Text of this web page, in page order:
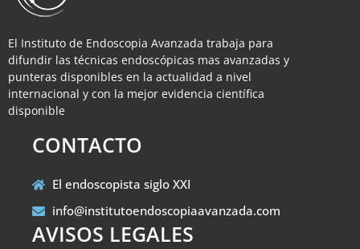
El Instituto de Endoscopia Avanzada trabaja para
difundir las técnicas endoscópicas mas avanzadas y
punteras disponibles en la actualidad a nivel
internacional y con la mejor evidencia científica
disponible
CONTACTO
El endoscopista siglo XXI
info@institutoendoscopiaavanzada.com
AVISOS LEGALES